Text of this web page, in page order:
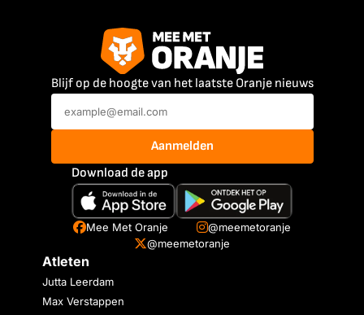
Blijf op de hoogte van het laatste Oranje nieuws
Aanmelden
Download de app
Mee Met Oranje
@meemetoranje
@meemetoranje
Atleten
Jutta Leerdam
Max Verstappen